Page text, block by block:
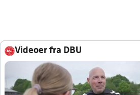
Videoer fra DBU